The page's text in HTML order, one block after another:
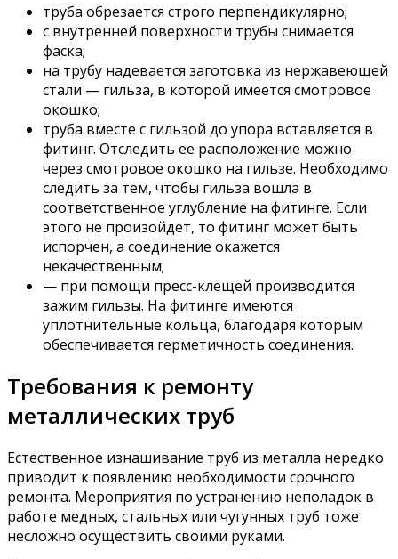
труба обрезается строго перпендикулярно;
с внутренней поверхности трубы снимается
фаска;
на трубу надевается заготовка из нержавеющей
стали — гильза, в которой имеется смотровое
окошко;
труба вместе с гильзой до упора вставляется в
фитинг. Отследить ее расположение можно
через смотровое окошко на гильзе. Необходимо
следить за тем, чтобы гильза вошла в
соответственное углубление на фитинге. Если
этого не произойдет, то фитинг может быть
испорчен, а соединение окажется
некачественным;
— при помощи пресс-клещей производится
зажим гильзы. На фитинге имеются
уплотнительные кольца, благодаря которым
обеспечивается герметичность соединения.
Требования к ремонту
металлических труб
Естественное изнашивание труб из металла нередко
приводит к появлению необходимости срочного
ремонта. Мероприятия по устранению неполадок в
работе медных, стальных или чугунных труб тоже
несложно осуществить своими руками.